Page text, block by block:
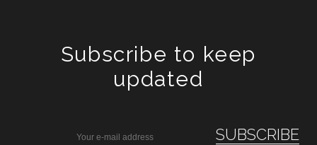
Subscribe to keep
updated